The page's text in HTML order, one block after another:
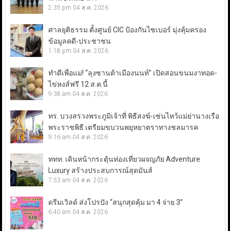
2:35 pm 04 ส.ค. 2026
ศาลยุติธรรม ตั้งศูนย์ CIC ป้องกันไซเบอร์ มุ่งคุ้มครอง
ข้อมูลคดี-ประชาชน
1:18 pm 04 ส.ค. 2026
ทำดีเพื่อแม่! “ลุงซานต้าเมืองนนท์” เปิดสอนขนมงาทอด-
ไข่หงส์ฟรี 12 ส.ค.นี้
9:38 am 04 ส.ค. 2026
ทร. บวงสรวงพระภูมิเจ้าที่ พิธีสงฆ์-เซ่นไหว้แม่ย่านางเรือ
พระราชพิธี เตรียมขบวนพยุหยาตราทางชลมารค
9:16 am 04 ส.ค. 2026
ททท. เดินหน้ากระตุ้นท่องเที่ยวผจญภัย Adventure
Luxury สร้างประสบการณ์สุดมันส์
7:53 am 04 ส.ค. 2026
ดรีมเวิลด์ ส่งโปรปัง “สนุกสุดคุ้ม มา 4 จ่าย 3”
6:40 am 04 ส.ค. 2026